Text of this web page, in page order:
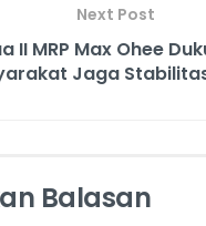
Next Post
II MRP Max Ohee
Jaga
Balasan